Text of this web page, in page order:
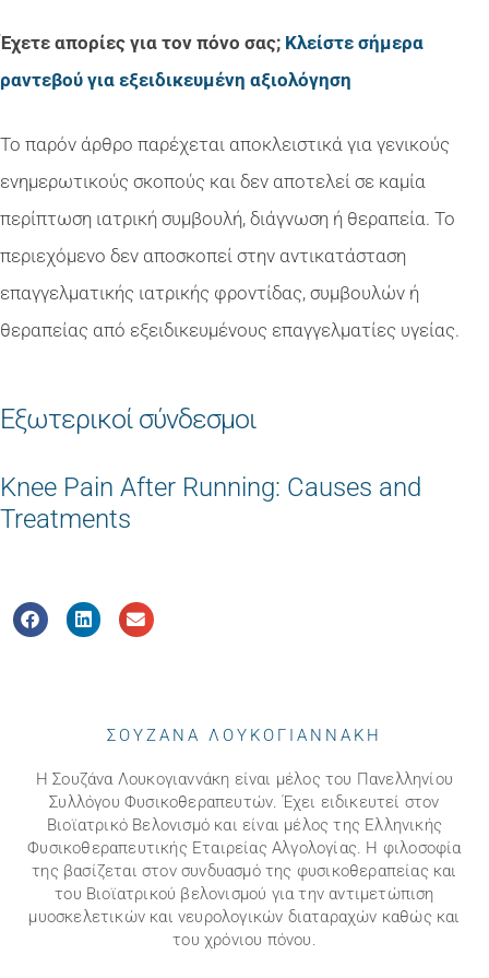
Έχετε απορίες για τον πόνο σας; Κλείστε σήμερα
ραντεβού για εξειδικευμένη αξιολόγηση
Το παρόν άρθρο παρέχεται αποκλειστικά για γενικούς
ενημερωτικούς σκοπούς και δεν αποτελεί σε καμία
περίπτωση ιατρική συμβουλή, διάγνωση ή θεραπεία. Το
περιεχόμενο δεν αποσκοπεί στην αντικατάσταση
επαγγελματικής ιατρικής φροντίδας, συμβουλών ή
θεραπείας από εξειδικευμένους επαγγελματίες υγείας.
Εξωτερικοί σύνδεσμοι
Knee Pain After Running: Causes and
Treatments
ΣΟΥΖΑΝΑ ΛΟΥΚΟΓΙΑΝΝΑΚΗ
Η Σουζάνα Λουκογιαννάκη είναι μέλος του Πανελληνίου
Συλλόγου Φυσικοθεραπευτών. Έχει ειδικευτεί στον
Βιοϊατρικό Βελονισμό και είναι μέλος της Ελληνικής
Φυσικοθεραπευτικής Εταιρείας Αλγολογίας. Η φιλοσοφία
της βασίζεται στον συνδυασμό της φυσικοθεραπείας και
του Βιοϊατρικού βελονισμού για την αντιμετώπιση
μυοσκελετικών και νευρολογικών διαταραχών καθώς και
του χρόνιου πόνου.